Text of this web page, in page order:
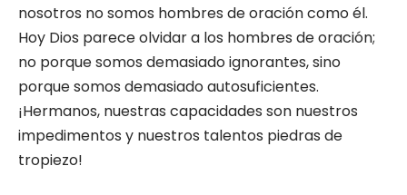
nosotros no somos hombres de oración como él.
Hoy Dios parece olvidar a los hombres de oración;
no porque somos demasiado ignoran­tes, sino
porque somos demasiado autosufi­cientes.
¡Hermanos, nuestras capacidades son nuestros
impedimentos y nuestros talentos piedras de
tropiezo!